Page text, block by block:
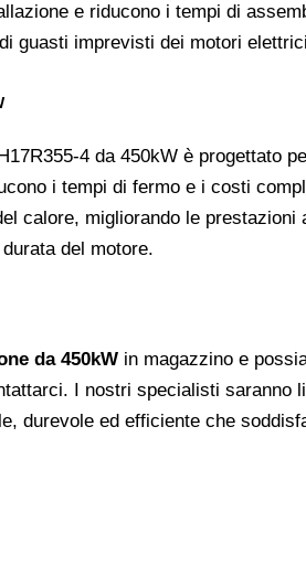
e riducono i tempi di
guasti imprevisti dei motori
4 da 450kW è progettato
i tempi di fermo e i costi
calore, migliorando le
del motore.
da 450kW in magazzino e
I nostri specialisti
durevole ed efficiente che